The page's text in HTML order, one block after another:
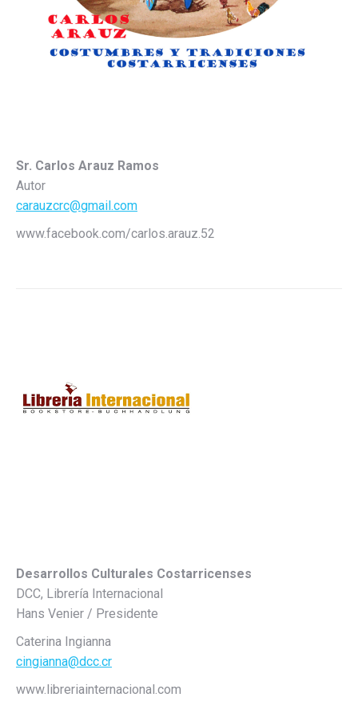
Sr. Carlos Arauz Ramos
Autor
carauzcrc@gmail.com
www.facebook.com/carlos.arauz.52
Desarrollos Culturales Costarricenses
DCC, Librería Internacional
Hans Venier / Presidente
Caterina Ingianna
cingianna@dcc.cr
www.libreriainternacional.com